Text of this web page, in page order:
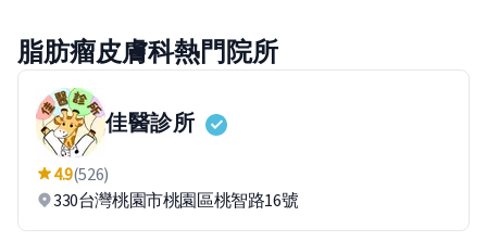
脂肪瘤皮膚科熱門院所
佳醫診所
4.9(526)
330台灣桃園市桃園區桃智路16號